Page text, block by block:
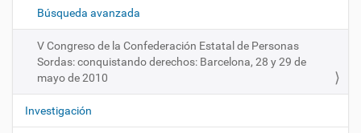
n
Búsqueda avanzada
V Congreso de la Confederación Estatal de Personas
Sordas: conquistando derechos: Barcelona, 28 y 29 de
mayo de 2010
Investigación